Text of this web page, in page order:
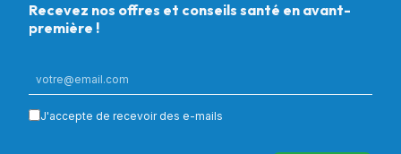
Recevez nos offres et conseils santé en avant-
première !
J'accepte de recevoir des e-mails